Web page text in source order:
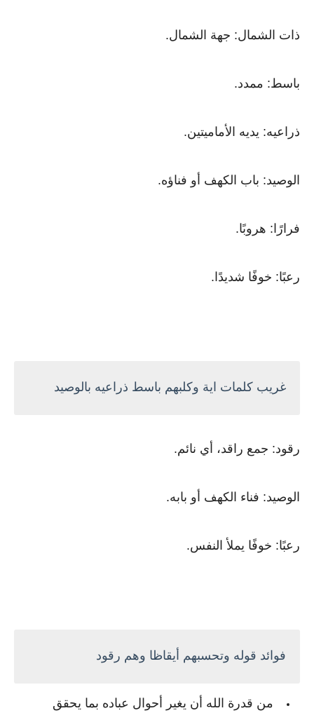
ذات الشمال: جهة الشمال.
باسط: ممدد.
ذراعيه: يديه الأماميتين.
الوصيد: باب الكهف أو فناؤه.
فرارًا: هروبًا.
رعبًا: خوفًا شديدًا.
غريب كلمات اية وكلبهم باسط ذراعيه بالوصيد
رقود: جمع راقد، أي نائم.
الوصيد: فناء الكهف أو بابه.
رعبًا: خوفًا يملأ النفس.
فوائد قوله وتحسبهم أيقاظا وهم رقود
من قدرة الله أن يغير أحوال عباده بما يحقق